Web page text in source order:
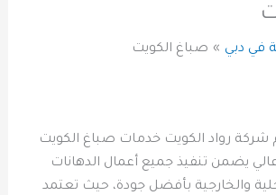
في دبي صباغ الكويت
شركة رواد الكويت خدمات صباغ الكويت
يضمن تنفيذ جميع أعمال الدهانات
والخارجية بأفضل جودة، حيث تعتمد